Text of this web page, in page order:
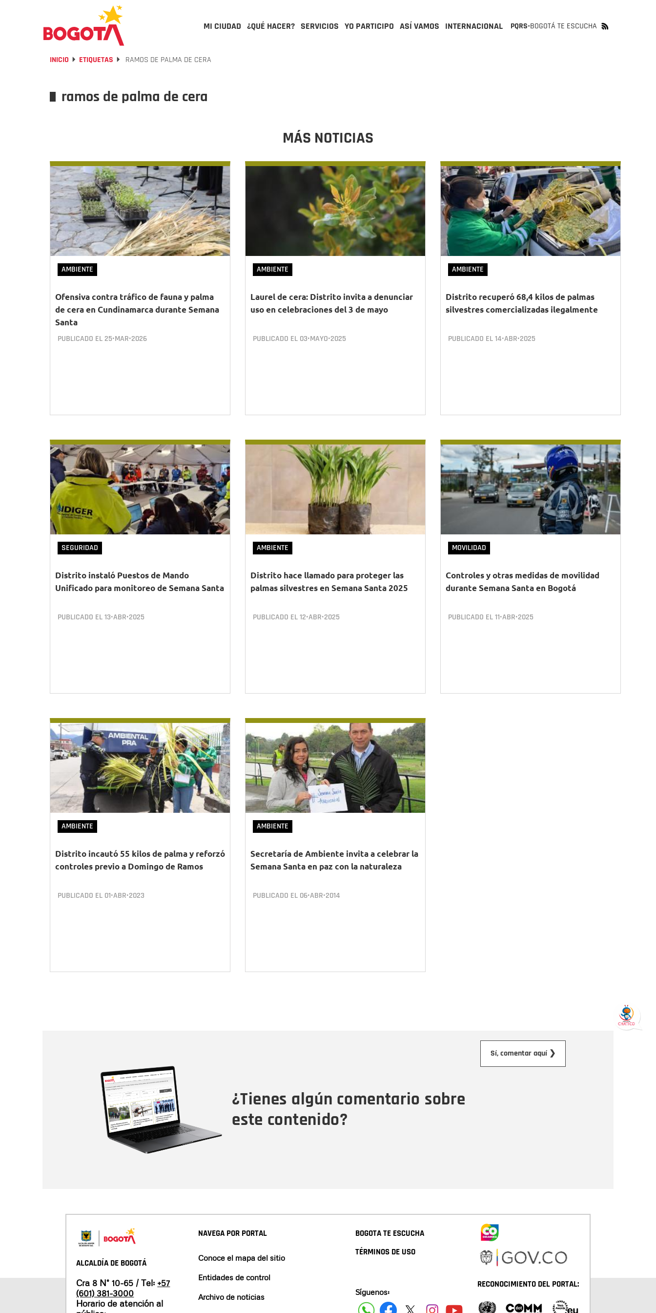
MI CIUDAD ¿QUÉ HACER? SERVICIOS YO PARTICIPO ASÍ VAMOS INTERNACIONAL PQRS-BOGOTÁ TE ESCUCHA
INICIO ETIQUETAS RAMOS DE PALMA DE CERA
ramos de palma de cera
MÁS NOTICIAS
AMBIENTE
Ofensiva contra tráfico de fauna y palma
de cera en Cundinamarca durante Semana
Santa
PUBLICADO EL 25•MAR•2026
AMBIENTE
Laurel de cera: Distrito invita a denunciar
uso en celebraciones del 3 de mayo
PUBLICADO EL 03•MAYO•2025
AMBIENTE
Distrito recuperó 68,4 kilos de palmas
silvestres comercializadas ilegalmente
PUBLICADO EL14•ABR•2025
SEGURIDAD
Distrito instaló Puestos de Mando
Unificado para monitoreo de Semana Santa
PUBLICADO EL13•ABR•2025
AMBIENTE
Distrito hace llamado para proteger las
palmas silvestres en Semana Santa 2025
PUBLICADO EL12•ABR•2025
MOVILIDAD
Controles y otras medidas de movilidad
durante Semana Santa en Bogotá
PUBLICADO EL11•ABR•2025
AMBIENTE
Distrito incautó 55 kilos de palma y reforzó
controles previo a Domingo de Ramos
PUBLICADO EL 01•ABR•2023
AMBIENTE
Secretaría de Ambiente invita a celebrar la
Semana Santa en paz con la naturaleza
PUBLICADO EL 06•ABR•2014
¿Tienes algún comentario sobre
este contenido?
Sí, comentar aquí ❯
ALCALDÍA DE BOGOTÁ
Cra 8 N° 10-65 / Tel: +57
(601) 381-3000
Horario de atención al
NAVEGA POR PORTAL
Conoce el mapa del sitio
Entidades de control
Archivo de noticias
BOGOTA TE ESCUCHA
TÉRMINOS DE USO
Síguenos:
RECONOCIMIENTO DEL PORTAL: